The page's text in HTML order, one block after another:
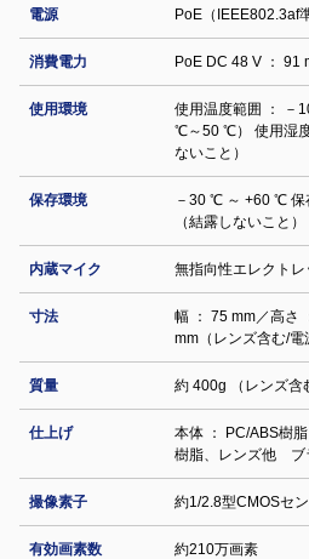
電源 PoE（IEEE802.3af
消費電力 PoE DC 48 V ： 91
使用環境
使用温度範囲 ： －
℃～50 ℃） 使用湿
ないこと）
保存環境
－30 ℃ ～ +60 ℃ 保
（結露しないこと）
内蔵マイク 無指向性エレクト
寸法
幅 ： 75 mm／高さ
mm（レンズ含む/電
質量 約 400g （レンズ含
仕上げ
本体 ： PC/ABS樹
樹脂、レンズ他 ブ
撮像素子 約1/2.8型CMOSセ
有効画素数 約210万画素